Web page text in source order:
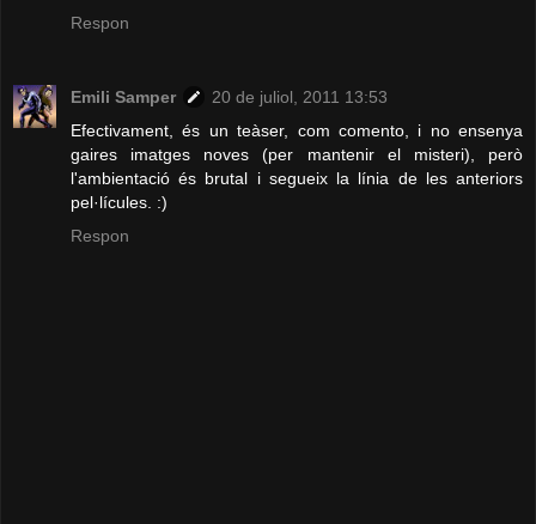
Respon
Emili Samper
20 de juliol, 2011 13:53
Efectivament, és un teàser, com comento, i no ensenya
gaires imatges noves (per mantenir el misteri), però
l'ambientació és brutal i segueix la línia de les anteriors
pel·lícules. :)
Respon